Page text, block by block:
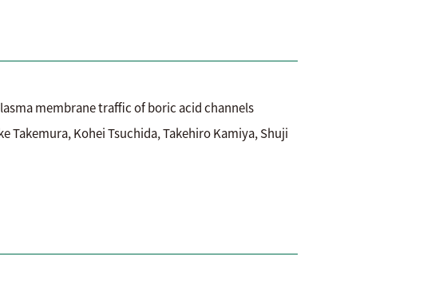
membrane traffic of boric acid channels
Takemura, Kohei Tsuchida, Takehiro Kamiya, Shuji